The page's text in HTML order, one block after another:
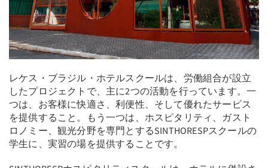
レケス・ブラジル・ホテルスクールは、労働組合が設立
したプロジェクトで、主に2つの活動を行っています。一
つは、お客様に快適さ、利便性、そして優れたサービス
を提供すること。もう一つは、ホスピタリティ、ガスト
ロノミー、観光分野を専門とするSINTHORESPスクールの
学生に、実習の場を提供することです。